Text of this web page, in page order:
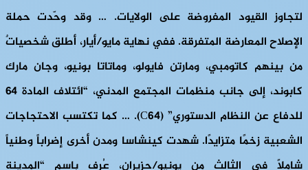
لتجاوز القيود المفروضة على الولايات. … وقد وحّدت حملة
الإصلاح المعارضة المتفرقة. ففي نهاية مايو/أيار، أطلق شخصياتٌ
من بينهم كاتومبي، ومارتن فايولو، وماتاتا بونيو، وجان مارك
كابوند، إلى جانب منظمات المجتمع المدني، “ائتلاف المادة ٦٤
للدفاع عن النظام الدستوري” (C64). … كما تكتسب الاحتجاجات
الشعبية زخمًا متزايدًا. شهدت كينشاسا ومدن أخرى إضراباً وطنياً
شاملاً في الثالث من يونيو/حزيران، عُرف باسم “المدينة